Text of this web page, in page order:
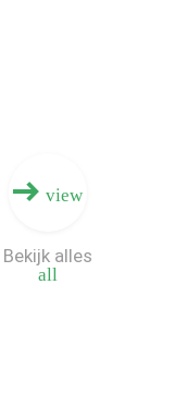
view
all
Bekijk alles